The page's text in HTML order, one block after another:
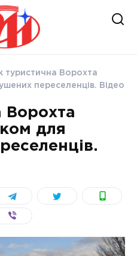
туристична Ворохта
переселенців. Відео
Ворохта
для